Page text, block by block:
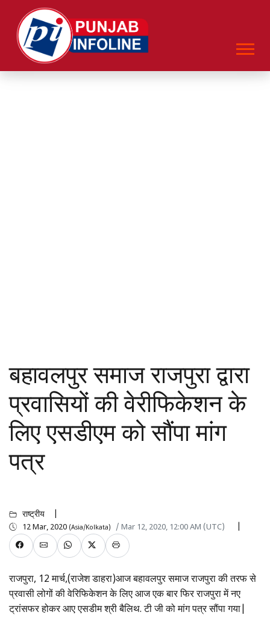
बहावलपुर समाज राजपुरा द्वारा
प्रवासियों की वेरीफिकेशन के
लिए एसडीएम को सौंपा मांग
पत्र
राष्ट्रीय
12 Mar, 2020 (Asia/Kolkata) / Mar 12, 2020, 12:00 AM (UTC)
राजपुरा, 12 मार्च,(राजेश डाहरा)आज बहावलपुर समाज राजपुरा की तरफ से
प्रवासी लोगों की वेरिफिकेशन के लिए आज एक बार फिर राजपुरा में नए
ट्रांसफर होकर आए एसडीम श्री बैलिथ. टी जी को मांग पत्र सौंपा गया|